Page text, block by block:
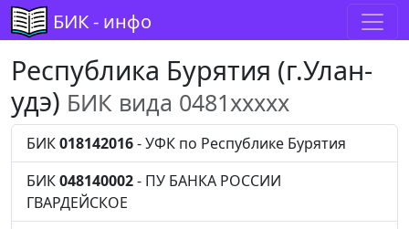
БИК - инфо
Республика Бурятия (г.Улан-
удэ) БИК вида 0481xxxxx
БИК018142016- УФК по Республике Бурятия
БИК048140002- ПУ БАНКА РОССИИ
ГВАРДЕЙСКОЕ